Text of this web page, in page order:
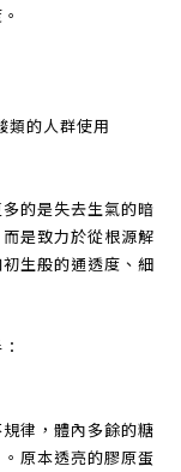
類的人群使用
的是失去生氣的暗
是致力於從根源解
生般的通透度、細
律，體內多餘的糖
原本透亮的膠原蛋